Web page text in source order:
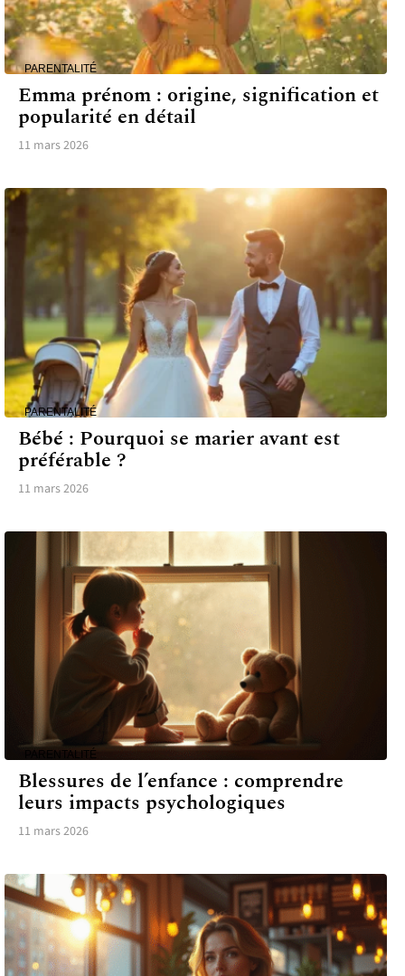
PARENTALITÉ
Emma prénom : origine, signification et
popularité en détail
11 mars 2026
PARENTALITÉ
Bébé : Pourquoi se marier avant est
préférable ?
11 mars 2026
PARENTALITÉ
Blessures de l’enfance : comprendre
leurs impacts psychologiques
11 mars 2026